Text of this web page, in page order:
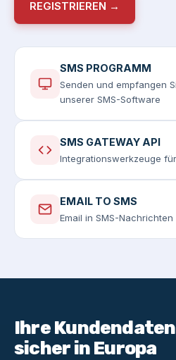
REGISTRIEREN →
SMS PROGRAMM
Senden und empfangen
unserer SMS-Software
SMS GATEWAY API
Integrationswerkzeuge
EMAIL TO SMS
Email in SMS-
Ihre
sicher in Europa